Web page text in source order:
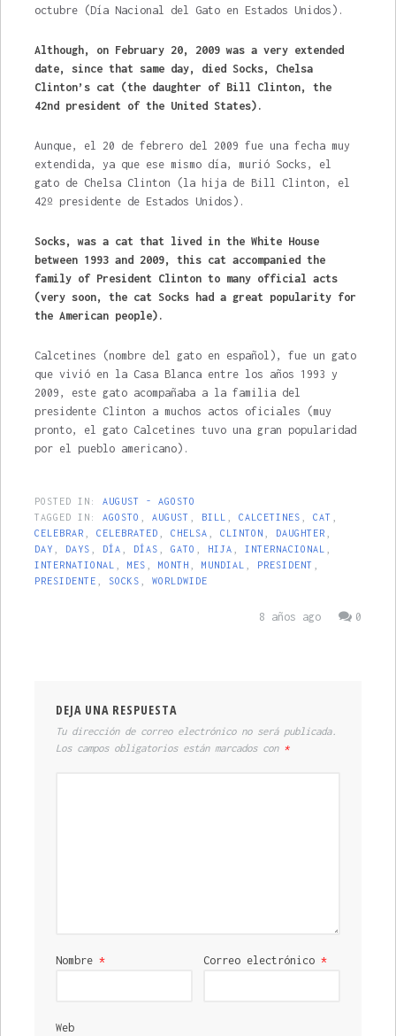
octubre (Día Nacional del Gato en Estados Unidos).
Although, on February 20, 2009 was a very extended
date, since that same day, died Socks, Chelsa
Clinton’s cat (the daughter of Bill Clinton, the
42nd president of the United States).
Aunque, el 20 de febrero del 2009 fue una fecha muy
extendida, ya que ese mismo día, murió Socks, el
gato de Chelsa Clinton (la hija de Bill Clinton, el
42º presidente de Estados Unidos).
Socks, was a cat that lived in the White House
between 1993 and 2009, this cat accompanied the
family of President Clinton to many official acts
(very soon, the cat Socks had a great popularity for
the American people).
Calcetines (nombre del gato en español), fue un gato
que vivió en la Casa Blanca entre los años 1993 y
2009, este gato acompañaba a la familia del
presidente Clinton a muchos actos oficiales (muy
pronto, el gato Calcetines tuvo una gran popularidad
por el pueblo americano).
POSTED IN: AUGUST - AGOSTO
TAGGED IN: AGOSTO AUGUST BILL CALCETINES CAT
CELEBRAR
CELEBRATED CHELSA CLINTON DAUGHTER
DAY
DAYS DÍA DÍAS GATO HIJA INTERNACIONAL
INTERNATIONAL
MES MONTH MUNDIAL PRESIDENT
PRESIDENTE
SOCKS WORLDWIDE
0
8 años ago
DEJA UNA RESPUESTA
Tu dirección de correo electrónico no será publicada.
Los campos obligatorios están marcados con *
Nombre * Correo electrónico*
Web